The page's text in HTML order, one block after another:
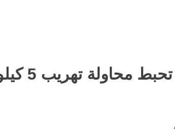
من مادة مخدرة عبر شحنات تجارية مضللة